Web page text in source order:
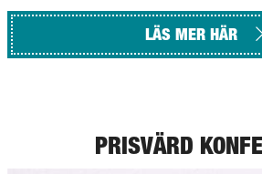
LÄS MER HÄR
PRISVÄRD